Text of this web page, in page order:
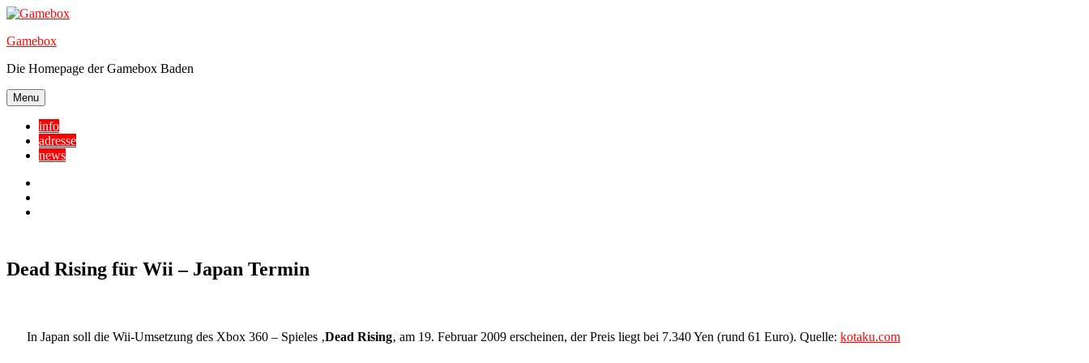
Skip
content
Gamebox
Die Homepage der Gamebox Baden
Menu
info
adresse
news
Dead Rising für Wii – Japan Termin
In Japan soll die Wii-Umsetzung des Xbox 360 – Spieles ‚Dead Rising‚ am 19. Februar 2009 erscheinen, der Preis liegt bei 7.340 Yen (rund 61 Euro). Quelle: kotaku.com